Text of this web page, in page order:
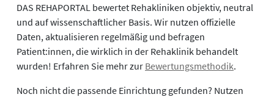
DAS REHAPORTAL bewertet Rehakliniken objektiv, neutral
und auf wissenschaftlicher Basis. Wir nutzen offizielle
Daten, aktualisieren regelmäßig und befragen
Patient:innen, die wirklich in der Rehaklinik behandelt
wurden! Erfahren Sie mehr zur Bewertungsmethodik.
Noch nicht die passende Einrichtung gefunden? Nutzen